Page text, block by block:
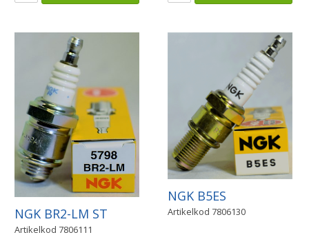
NGK BR2-LM ST
Artikelkod 7806111
NGK B5ES
Artikelkod 7806130